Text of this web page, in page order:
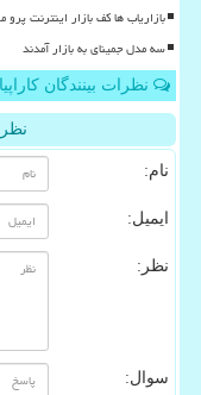
بازاریاب ها کف بازار اینترنت
سه مدل جمینای به بازار آمدند
نظرات بینندگان
نام:
ایمیل:
نظر:
سوال: